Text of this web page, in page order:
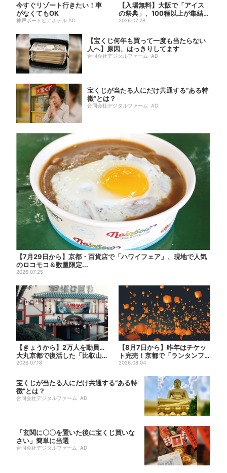
今すぐリゾート行きたい！車
がなくてもOK
神戸ポートピアホテル AD
【入場無料】大阪で「アイス
の祭典」、100種以上が集結！
グッズ＆タダ券が当たる巨...
2026.07.28
【宝くじ何年も買って一度も当たらない
人へ】原因、はっきりしてます
合同会社デジタルファーム AD
宝くじが当たる人にだけ共通する“ある特
徴”とは？
合同会社デジタルファーム AD
【7月29日から】京都・百貨店で「ハワイフェア」、現地で人気
のロコモコ＆数量限定...
2026.07.25
【きょうから】2万人を動員…
大丸京都で復活した「比叡山
お化け屋敷」、コース延長で...
2026.07.18
【8月7日から】昨年はチケッ
ト完売！京都で「ランタンフ
ェス」、最大3500の光が...
2026.08.04
宝くじが当たる人にだけ共通する“ある特
徴”とは？
合同会社デジタルファーム AD
「玄関に〇〇を置いた後に宝くじ買いな
さい」簡単に当選
合同会社デジタルファーム AD